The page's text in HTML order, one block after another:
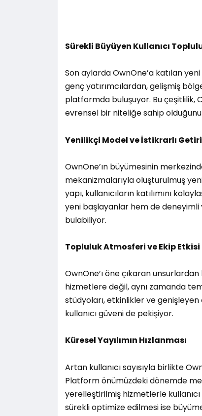
Sürekli Büyüyen Kullanıcı
Son aylarda OwnOne’a katılan
genç yatırımcılardan, gelişmiş
platformda buluşuyor. Bu çeşitlilik,
evrensel bir niteliğe sahip
Yenilikçi Model ve İstikrarlı Getiri
OwnOne’ın büyümesinin
mekanizmalarıyla oluşturulmuş
yapı, kullanıcıların katılımını
yeni başlayanlar hem de
bulabiliyor.
Topluluk Atmosferi ve Ekip Etkisi
OwnOne’ı öne çıkaran
hizmetlere değil, aynı zamanda
stüdyoları, etkinlikler ve
kullanıcı güveni de pekişiyor.
Küresel Yayılımın Hızlanması
Artan kullanıcı sayısıyla birlikte
Platform önümüzdeki dönemde
yerelleştirilmiş hizmetlerle
sürekli optimize edilmesi ise